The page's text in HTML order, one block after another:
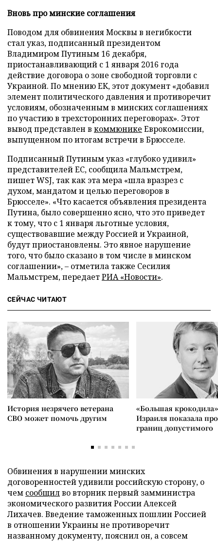
Вновь про минские соглашения
Поводом для обвинения Москвы в негибкости
стал указ, подписанный президентом
Владимиром Путиным 16 декабря,
приостанавливающий с 1 января 2016 года
действие договора о зоне свободной торговли с
Украиной. По мнению ЕК, этот документ «добавил
элемент политического давления и противоречит
условиям, обозначенным в минских соглашениях
по участию в трехсторонних переговорах». Этот
вывод представлен в коммюнике Еврокомиссии,
выпущенном по итогам встречи в Брюсселе.
Подписанный Путиным указ «глубоко удивил»
представителей ЕС, сообщила Мальмстрем,
пишет WSJ, так как эта мера «шла вразрез с
духом, мандатом и целью переговоров в
Брюсселе». «Что касается объявления президента
Путина, было совершенно ясно, что это приведет
к тому, что с 1 января льготные условия,
существовавшие между Россией и Украиной,
будут приостановлены. Это явное нарушение
того, что было сказано в том числе в минском
соглашении», – отметила также Сесилия
Мальмстрем, передаетРИА «Новости».
СЕЙЧАС ЧИТАЮТ
История незрячего ветерана
СВО может помочь другим
«Большая
Израиля показала
границ допустимого
Обвинения в нарушении минских
договоренностей удивили российскую сторону, о
чем сообщилво вторник первый замминистра
экономического развития России Алексей
Лихачев. Введение таможенных пошлин Россией
в отношении Украины не противоречит
названному документу, пояснил он, а совсем